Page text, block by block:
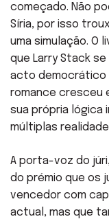
começado. Não
Síria, por isso
uma simulação. O
que Larry Stack
acto democrático
romance cresceu
sua própria lógica
múltiplas
A porta-voz do
do prémio que os
vencedor com
actual, mas que